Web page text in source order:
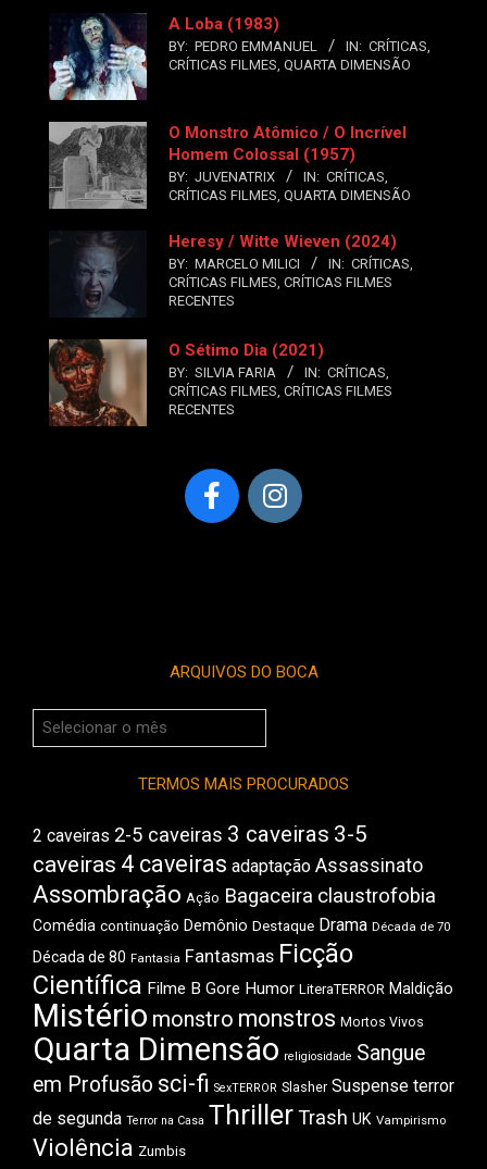
A Loba (1983)
BY: PEDRO EMMANUEL IN: CRÍTICAS,
CRÍTICAS FILMES, QUARTA DIMENSÃO
O Monstro Atômico / O Incrível
Homem Colossal (1957)
BY: JUVENATRIX IN: CRÍTICAS,
CRÍTICAS FILMES, QUARTA DIMENSÃO
Heresy / Witte Wieven (2024)
BY: MARCELO MILICI IN: CRÍTICAS,
CRÍTICAS FILMES, CRÍTICAS FILMES
RECENTES
O Sétimo Dia (2021)
BY: SILVIA FARIA IN: CRÍTICAS,
CRÍTICAS FILMES, CRÍTICAS FILMES
RECENTES
ARQUIVOS DO BOCA
Arquivos
do
TERMOS MAIS PROCURADOS
2 caveiras 2-5 caveiras 3 caveiras 3-5
caveiras 4 caveiras adaptação Assassinato
Assombração Ação Bagaceira claustrofobia
Comédia continuação Demônio Destaque Drama Década de 70
Década de 80 Fantasia Fantasmas Ficção
Científica Filme B Gore Humor LiteraTERROR Maldição
Mistério monstro monstros Mortos Vivos
Quarta Dimensão religiosidade Sangue
em Profusão sci-fi SexTERROR Slasher Suspense terror
de segunda Terror na Casa ThrillerTrash UK Vampirismo
Violência Zumbis